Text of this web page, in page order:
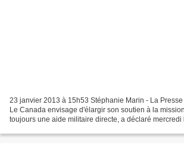
23 janvier 2013 à 15h53 Stéphanie Marin - La
Le Canada envisage d'élargir son soutien à la
toujours une aide militaire directe, a déclaré mercredi